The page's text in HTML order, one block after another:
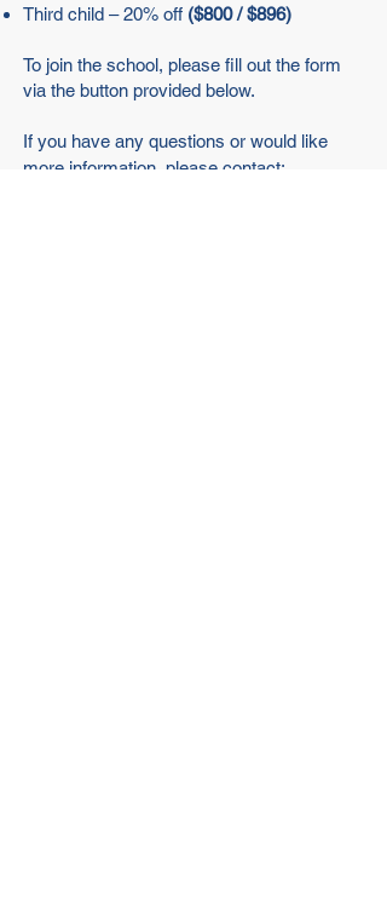
Third child – 20% off ($800 /$896)
To join the school, please fill out the form
via the button provided below.
If you have any questions or would like
more information, please contact: